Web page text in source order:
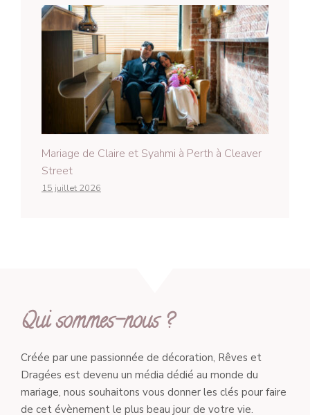
Mariage de Claire et Syahmi à Perth à Cleaver
Street
15 juillet 2026
Qui sommes-nous ?
Créée par une passionnée de décoration, Rêves et
Dragées est devenu un média dédié au monde du
mariage, nous souhaitons vous donner les clés pour faire
de cet évènement le plus beau jour de votre vie.